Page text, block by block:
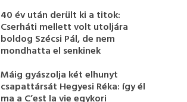
40 év után derült ki a titok:
Cserháti mellett volt utoljára
boldog Szécsi Pál, de nem
mondhatta el senkinek
Máig gyászolja két elhunyt
csapattársát Hegyesi Réka: így él
ma a C’est la vie egykori